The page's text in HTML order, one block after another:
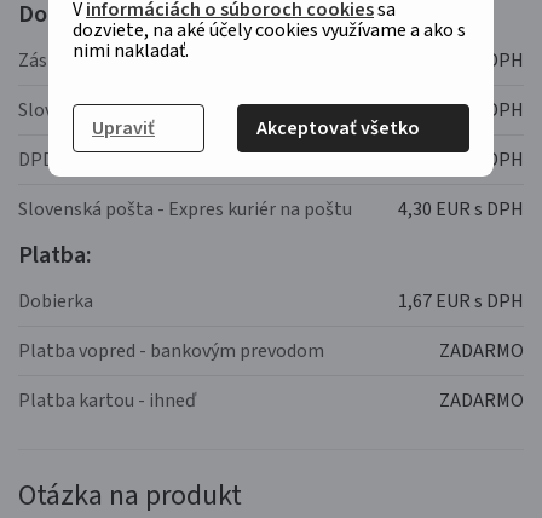
Vinformáciách o súboroch cookiessa
dozviete, na aké účely cookies využívame a ako s
nimi nakladať.
Upraviť Akceptovať všetko
Doprava:
Zásilkovna
4,40 EUR s DPH
Slovenská pošta
7,30 EUR s DPH
DPD
14,50 EUR s DPH
Slovenská pošta - Expres kuriér na poštu
4,30 EUR s DPH
Platba:
Dobierka
1,67 EUR s DPH
Platba vopred - bankovým prevodom
ZADARMO
Platba kartou - ihneď
ZADARMO
Otázka na produkt